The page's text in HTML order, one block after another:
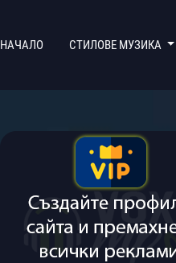
НАЧАЛО (CURRENT)
СТИЛОВЕ МУЗИКА